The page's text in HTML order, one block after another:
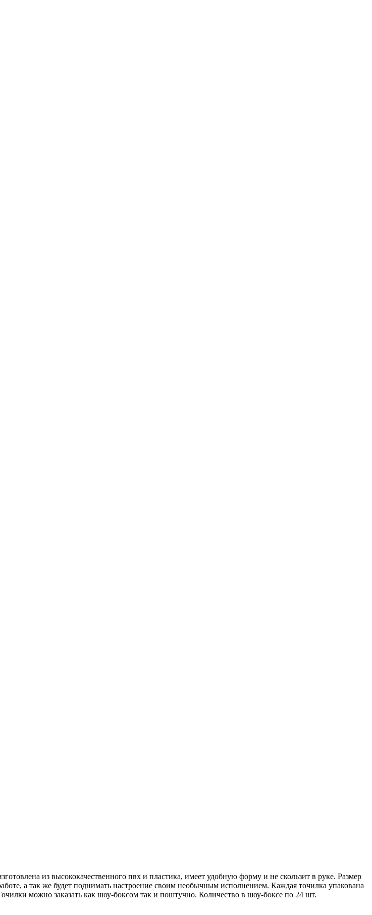
из высококачественного пвх и пластика, имеет удобную форму и не скользит в руке. Размер
а так же будет поднимать настроение своим необычным исполнением. Каждая точилка упакована
можно заказать как шоу-боксом так и поштучно. Количество в шоу-боксе по 24 шт.